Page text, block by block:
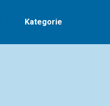
Kategorie